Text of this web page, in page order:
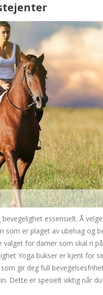
essensielt. Å
er plaget av ubehag og
for damer som skal ri
Yoga bukser er kjent for
gir deg full
Dette er spesielt viktig når